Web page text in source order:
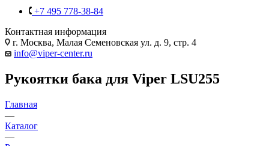
+7 495 778-38-84
Контактная информация
г. Москва, Малая Семеновская ул. д. 9, стр. 4
info@viper-center.ru
Рукоятки бака для Viper LSU255
Главная
—
Каталог
—